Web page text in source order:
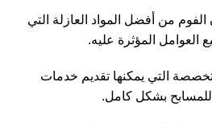
من أفضل المواد العازلة التي
العوامل المؤثرة عليه.
التي يمكنها تقديم خدمات
بشكل كامل.